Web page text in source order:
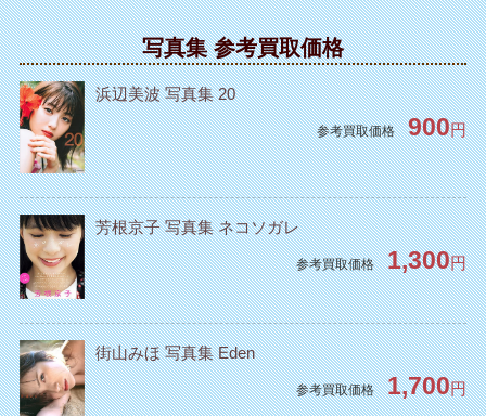
写真集 参考買取価格
浜辺美波 写真集 20
参考買取価格 900円
芳根京子 写真集 ネコソガレ
参考買取価格 1,300円
街山みほ 写真集 Eden
参考買取価格 1,700円